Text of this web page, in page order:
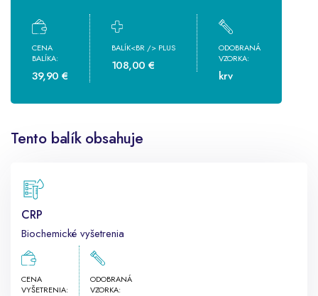
CENA
BALÍKA:
39,90 €
BALÍK<BR /> PLUS
108,00 €
ODOBRANÁ
VZORKA:
krv
Tento balík obsahuje
CRP
Biochemické vyšetrenia
CENA
VYŠETRENIA:
ODOBRANÁ
VZORKA: